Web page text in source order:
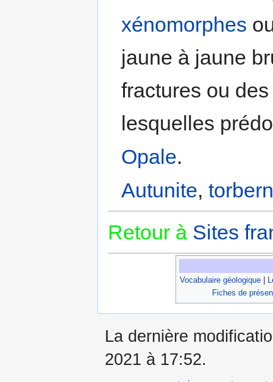
xénomorphes
jaune à jaune
fractures ou
lesquelles
Opale.
Autunite,
Retour à Sites
Vocabulaire géologique|
Fiches de
La dernière
2021 à 17:52.